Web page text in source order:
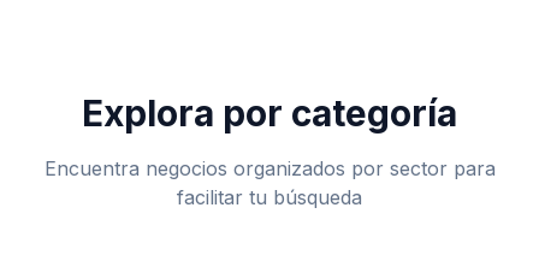
Explora por categoría
Encuentra negocios organizados por sector para
facilitar tu búsqueda